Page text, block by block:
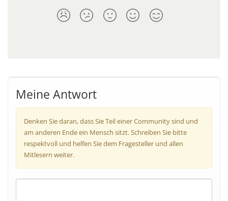
Meine Antwort
Denken Sie daran, dass Sie Teil einer Community sind und
am anderen Ende ein Mensch sitzt. Schreiben Sie bitte
respektvoll und helfen Sie dem Fragesteller und allen
Mitlesern weiter.